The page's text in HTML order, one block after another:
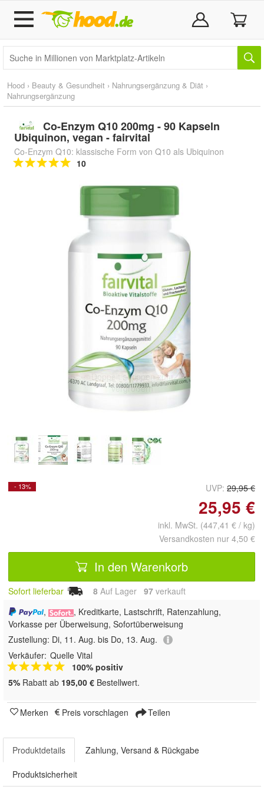
Hood › Beauty & Gesundheit › Nahrungsergänzung & Diät ›
Nahrungsergänzung
Co-Enzym Q10 200mg - 90 Kapseln
Ubiquinon, vegan - fairvital
Co-Enzym Q10: klassische Form von Q10 als Ubiquinon
10
Doppelt antippen zum
vergrößern
- 13% UVP: 29,95 €
25,95 €
inkl. MwSt. (447,41 € / kg)
Versandkosten nur 4,50 €
In den Warenkorb
Sofort lieferbar 8 Auf Lager 97 verkauft
,
, Kreditkarte, Lastschrift, Ratenzahlung,
Vorkasse per Überweisung, Sofortüberweisung
Zustellung: Di, 11. Aug. bis Do, 13. Aug.
Verkäufer: Quelle Vital
100% positiv
5% Rabatt ab 195,00 € Bestellwert.
Merken Preis vorschlagen Teilen
Produktdetails Zahlung, Versand & Rückgabe
Produktsicherheit